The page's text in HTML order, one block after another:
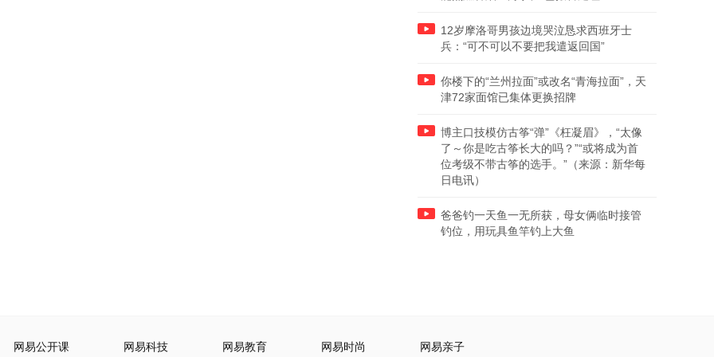
12岁摩洛哥男孩边境哭泣恳求西班牙士
兵：“可不可以不要把我遣返回国”
你楼下的“兰州拉面”或改名“青海拉面”，天
津72家面馆已集体更换招牌
博主口技模仿古筝“弹”《枉凝眉》，“太像
了～你是吃古筝长大的吗？”“或将成为首
位考级不带古筝的选手。”（来源：新华每
日电讯）
爸爸钓一天鱼一无所获，母女俩临时接管
钓位，用玩具鱼竿钓上大鱼
网易公开课 网易科技 网易教育 网易时尚 网易亲子